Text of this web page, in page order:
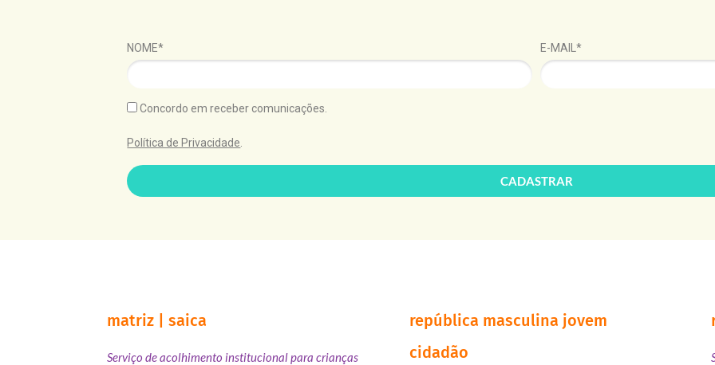
NOME* E-MAIL*
Concordo em receber comunicações.
Política de Privacidade
CADASTRAR
matriz | saica
Serviço de acolhimento institucional para crianças
república masculina jovem
cidadão